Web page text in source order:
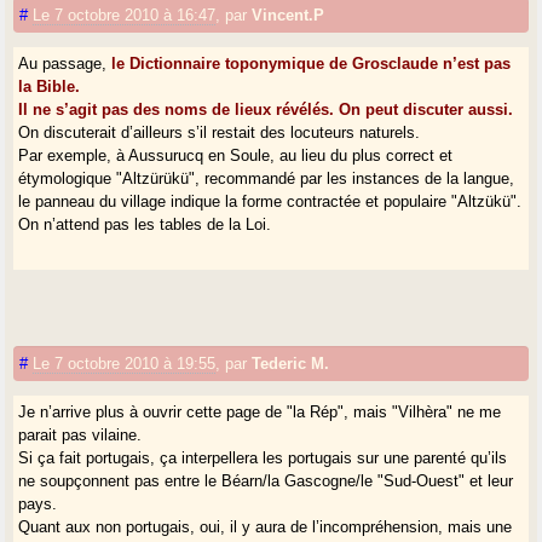
# Le 7 octobre 2010 à 16:47 parVincent.P
Au passage,
le Dictionnaire toponymique de Grosclaude n’est pas
la Bible.
Il ne s’agit pas des noms de lieux révélés. On peut discuter aussi.
On discuterait d’ailleurs s’il restait des locuteurs naturels.
Par exemple, à Aussurucq en Soule, au lieu du plus correct et
étymologique "Altzürükü", recommandé par les instances de la langue,
le panneau du village indique la forme contractée et populaire "Altzükü".
On n’attend pas les tables de la Loi.
# Le 7 octobre 2010 à 19:55 parTederic M.
Je n’arrive plus à ouvrir cette page de "la Rép", mais "Vilhèra" ne me
parait pas vilaine.
Si ça fait portugais, ça interpellera les portugais sur une parenté qu’ils
ne soupçonnent pas entre le Béarn/la Gascogne/le "Sud-Ouest" et leur
pays.
Quant aux non portugais, oui, il y aura de l’incompréhension, mais une